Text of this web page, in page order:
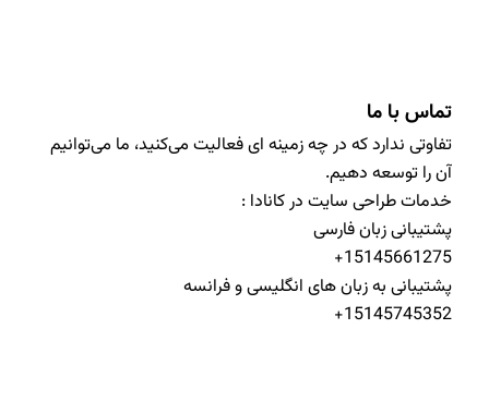
تماس با ما
تفاوتی ندارد که در چه زمینه ای فعالیت می‌کنید، ما می‌توانیم
آن را توسعه دهیم.
خدمات طراحی سایت در کانادا :
پشتیبانی زبان فارسی
15145661275+
پشتیبانی به زبان های انگلیسی و فرانسه
15145745352+